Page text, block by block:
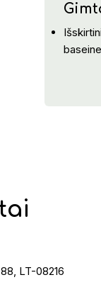
baseine
LT-08216